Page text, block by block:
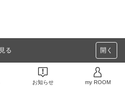
る 開く
お知らせ my ROOM